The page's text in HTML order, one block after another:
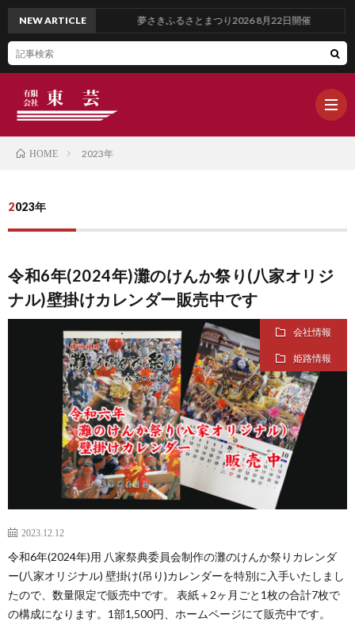
ー
ム
ブ
ロ
グ
OUR
NEW ARTICLE 夢さきふるさとまつり2026 8月22日開催
HOME 2023年
2023年
令和6年(2024年)灘のけんか祭り(八家オリジ
ナル)壁掛けカレンダー販売中です
会社情報
姫路情報
2023.12.12
令和6年(2024年)用 八家祭典委員会制作の灘のけんか祭りカレンダ
ー(八家オリジナル) 壁掛け(吊り)カレンダーを特別に入手いたしまし
たので、数量限定で販売中です。 表紙＋2ヶ月ごと1枚の合計7枚で
の構成になります。1部1,500円、ホームページにて販売中です。